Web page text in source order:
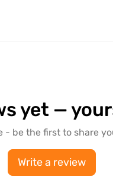
yet —
- be the first to share
Write a review